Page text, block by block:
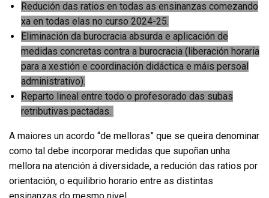
Redución das ratios en todas as ensinanzas comezando
xa en todas elas no curso 2024-25.
Eliminación da burocracia absurda e aplicación de
medidas concretas contra a burocracia (liberación horaria
para a xestión e coordinación didáctica e máis persoal
administrativo).
Reparto lineal entre todo o profesorado das subas
retributivas pactadas.
A maiores un acordo “de melloras” que se queira denominar
como tal debe incorporar medidas que supoñan unha
mellora na atención á diversidade, a redución das ratios por
orientación, o equilibrio horario entre as distintas